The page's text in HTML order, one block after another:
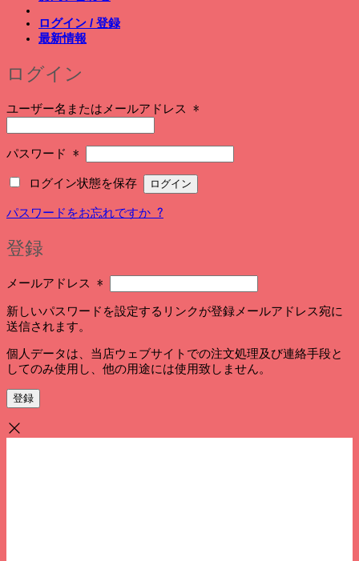
ログイン / 登録
最新情報
ログイン
ユーザー名またはメールアドレス *
パスワード *
ログイン状態を保存
ログイン
パスワードをお忘れですか ?
登録
メールアドレス *
新しいパスワードを設定するリンクが登録メールアドレス宛に
送信されます。
個人データは、当店ウェブサイトでの注文処理及び連絡手段と
してのみ使用し、他の用途には使用致しません。
登録